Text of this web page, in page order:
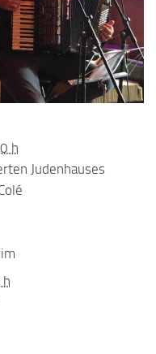
h
Judenhauses